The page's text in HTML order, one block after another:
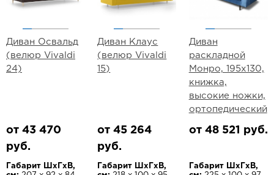
Диван Освальд
(велюр Vivaldi
24)
от 43 470
руб.
Габарит ШхГхВ,
Диван Клаус
(велюр Vivaldi
15)
от 45 264
руб.
Габарит ШхГхВ,
Диван
раскладной
Монро, 195х130,
книжка,
высокие ножки,
ортопедический
от 48 521 руб.
Габарит ШхГхВ,